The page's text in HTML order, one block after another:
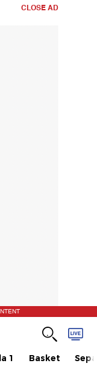
CLOSE AD
1 Basket